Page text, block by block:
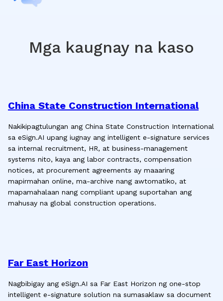
Mga kaugnay na kaso
China State Construction International
Nakikipagtulungan ang China State Construction International
sa eSign.AI upang iugnay ang intelligent e-signature services
sa internal recruitment, HR, at business-management
systems nito, kaya ang labor contracts, compensation
notices, at procurement agreements ay maaaring
mapirmahan online, ma-archive nang awtomatiko, at
mapamahalaan nang compliant upang suportahan ang
mahusay na global construction operations.
Far East Horizon
Nagbibigay ang eSign.AI sa Far East Horizon ng one-stop
intelligent e-signature solution na sumasaklaw sa document